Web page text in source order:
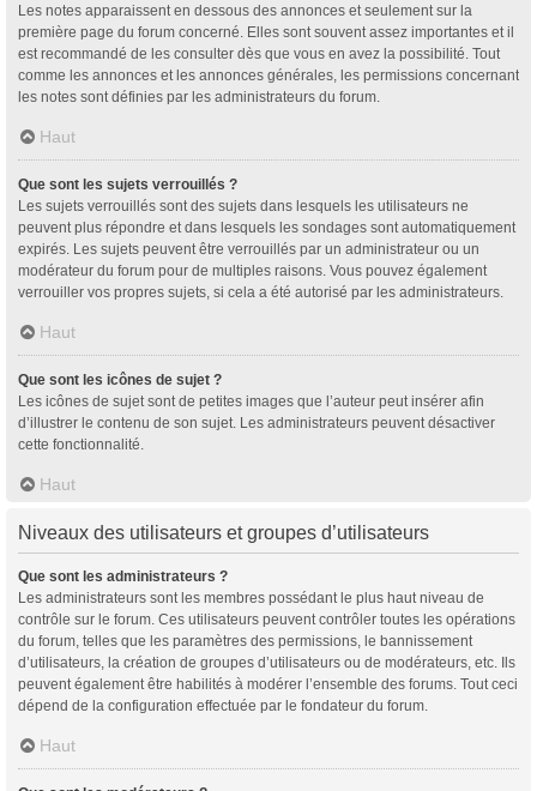
Les notes apparaissent en dessous des annonces et seulement sur la
première page du forum concerné. Elles sont souvent assez importantes et il
est recommandé de les consulter dès que vous en avez la possibilité. Tout
comme les annonces et les annonces générales, les permissions concernant
les notes sont définies par les administrateurs du forum.
Haut
Que sont les sujets verrouillés ?
Les sujets verrouillés sont des sujets dans lesquels les utilisateurs ne
peuvent plus répondre et dans lesquels les sondages sont automatiquement
expirés. Les sujets peuvent être verrouillés par un administrateur ou un
modérateur du forum pour de multiples raisons. Vous pouvez également
verrouiller vos propres sujets, si cela a été autorisé par les administrateurs.
Haut
Que sont les icônes de sujet ?
Les icônes de sujet sont de petites images que l’auteur peut insérer afin
d’illustrer le contenu de son sujet. Les administrateurs peuvent désactiver
cette fonctionnalité.
Haut
Niveaux des utilisateurs et groupes d’utilisateurs
Que sont les administrateurs ?
Les administrateurs sont les membres possédant le plus haut niveau de
contrôle sur le forum. Ces utilisateurs peuvent contrôler toutes les opérations
du forum, telles que les paramètres des permissions, le bannissement
d’utilisateurs, la création de groupes d’utilisateurs ou de modérateurs, etc. Ils
peuvent également être habilités à modérer l’ensemble des forums. Tout ceci
dépend de la configuration effectuée par le fondateur du forum.
Haut